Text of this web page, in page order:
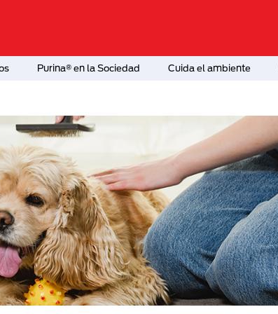
Purina® en la Sociedad Cuida el ambiente